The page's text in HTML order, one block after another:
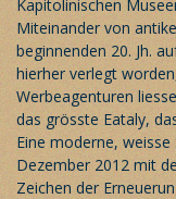
Kapitolinischen
Miteinander von
beginnenden 20. Jh.
hierher verlegt
Werbeagenturen
das grösste Eataly,
Eine moderne,
Dezember 2012 mit
Zeichen der